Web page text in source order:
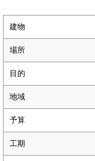
建物
場所
目的
地域
予算
工期